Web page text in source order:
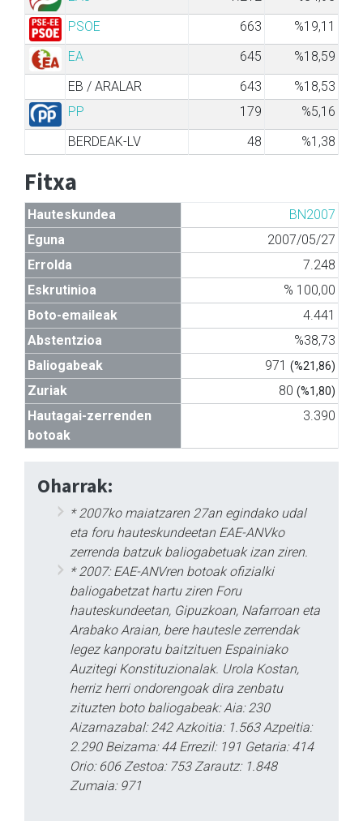
PSOE
663
%19,11
EA
645
%18,59
EB / ARALAR
643
%18,53
PP
179
%5,16
BERDEAK-LV
48 %1,38
Fitxa
Hauteskundea
BN2007
Eguna
2007/05/27
Errolda
7.248
Eskrutinioa
% 100,00
Boto-emaileak
4.441
Abstentzioa
%38,73
Baliogabeak
971 (%21,86)
Zuriak 80 (%1,80)
Hautagai-zerrenden
botoak
3.390
Oharrak:
* 2007ko maiatzaren 27an egindako udal
eta foru hauteskundeetan EAE-ANVko
zerrenda batzuk baliogabetuak izan ziren.
* 2007: EAE-ANVren botoak ofizialki
baliogabetzat hartu ziren Foru
hauteskundeetan, Gipuzkoan, Nafarroan eta
Arabako Araian, bere hautesle zerrendak
legez kanporatu baitzituen Espainiako
Auzitegi Konstituzionalak. Urola Kostan,
herriz herri ondorengoak dira zenbatu
zituzten boto baliogabeak: Aia: 230
Aizarnazabal: 242 Azkoitia: 1.563 Azpeitia:
2.290 Beizama: 44 Errezil: 191 Getaria: 414
Orio: 606 Zestoa: 753 Zarautz: 1.848
Zumaia: 971